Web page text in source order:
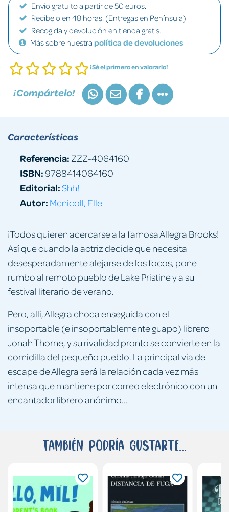
Envío gratuito a partir de 50 euros.
Recíbelo en 48 horas. (Entregas en Península)
Recogida y devolución en tienda gratis.
Más sobre nuestra política de devoluciones
¡Sé el primero en valorarlo!
¡Compártelo!
¡Todos quieren acercarse a la famosa Allegra Brooks!
Así que cuando la actriz decide que necesita
desesperadamente alejarse de los focos, pone
rumbo al remoto pueblo de Lake Pristine y a su
festival literario de verano.
Pero, allí, Allegra choca enseguida con el
insoportable (e insoportablemente guapo) librero
Jonah Thorne, y su rivalidad pronto se convierte en la
comidilla del pequeño pueblo. La principal vía de
escape de Allegra será la relación cada vez más
intensa que mantiene por correo electrónico con un
encantador librero anónimo...
Características
Referencia: ZZZ-4064160
ISBN:9788414064160
Editorial:Shh!
Autor: Mcnicoll, Elle
También podría gustarte...